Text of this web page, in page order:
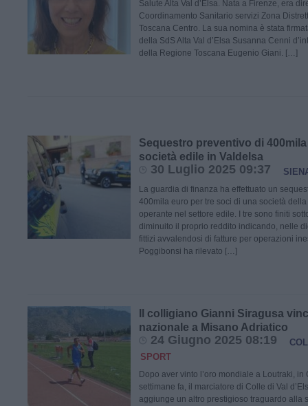
Salute Alta Val d’Elsa. Nata a Firenze, era
Coordinamento Sanitario servizi Zona
Toscana Centro. La sua nomina è stata
della SdS Alta Val d’Elsa Susanna Cenni
della Regione Toscana Eugenio Giani. […]
Sequestro preventivo di
società edile in Valdelsa
30 Luglio 2025 09:37
La guardia di finanza ha effettuato un
400mila euro per tre soci di una società
operante nel settore edile. I tre sono finiti
diminuito il proprio reddito indicando, nelle
fittizi avvalendosi di fatture per operazioni
Poggibonsi ha rilevato […]
Il colligiano Gianni Siragusa
nazionale a Misano Adriatico
24 Giugno 2025 08:19
SPORT
Dopo aver vinto l’oro mondiale a Loutraki,
settimane fa, il marciatore di Colle di Val
aggiunge un altro prestigioso traguardo alla